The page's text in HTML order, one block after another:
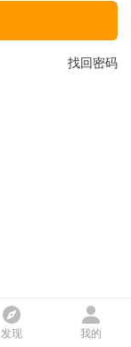
找回密码
发现 我的